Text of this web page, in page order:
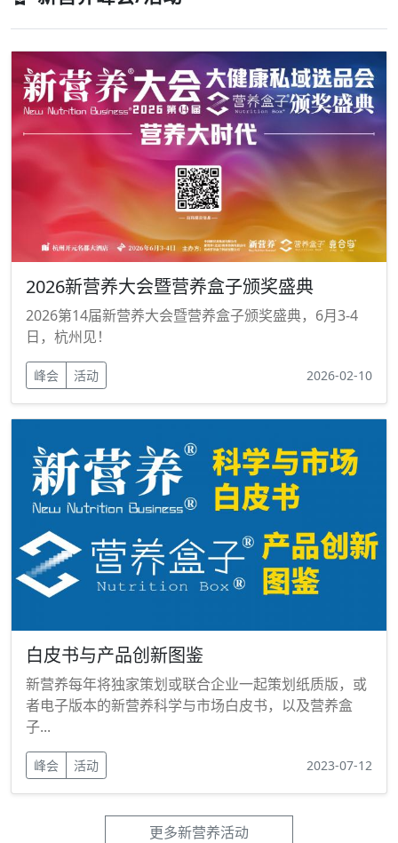
2026新营养大会暨营养盒子颁奖盛典
2026第14届新营养大会暨营养盒子颁奖盛典，6月3-4
日，杭州见！
峰会 活动 2026-02-10
白皮书与产品创新图鉴
新营养每年将独家策划或联合企业一起策划纸质版，或
者电子版本的新营养科学与市场白皮书，以及营养盒
子...
峰会 活动 2023-07-12
更多新营养活动